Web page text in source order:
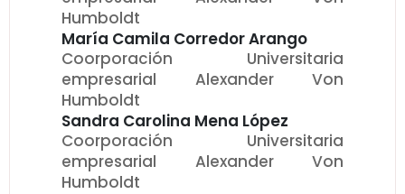
Humboldt
María Camila Corredor Arango
Coorporación Universitaria
empresarial Alexander Von
Humboldt
Sandra Carolina Mena López
Coorporación Universitaria
empresarial Alexander Von
Humboldt